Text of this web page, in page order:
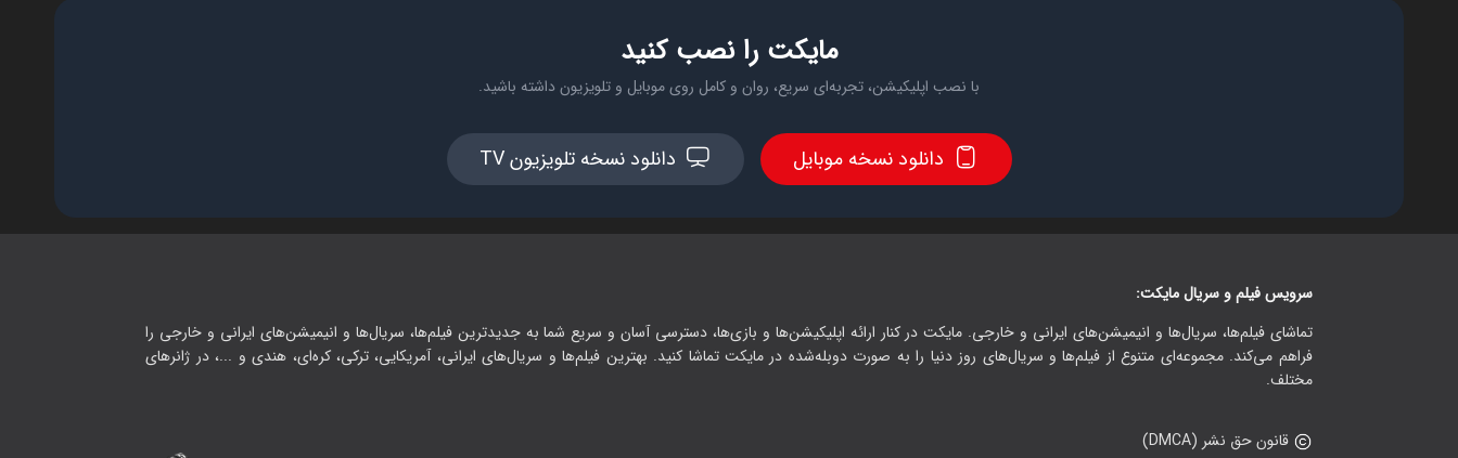
مایکت را نصب کنید
با نصب اپلیکیشن، تجربه‌ای سریع، روان و کامل روی موبایل و تلویزیون داشته باشید.
دانلود نسخه موبایل دانلود نسخه تلویزیون TV
سرویس فیلم و سریال مایکت:
تماشای فیلم‌ها، سریال‌ها و انیمیشن‌های ایرانی و خارجی. مایکت در کنار ارائه اپلیکیشن‌ها و بازی‌ها، دسترسی آسان و سریع شما به جدیدترین فیلم‌ها، سریال‌ها و انیمیشن‌های ایرانی و خارجی را
فراهم می‌کند. مجموعه‌ای متنوع از فیلم‌ها و سریال‌های روز دنیا را به صورت دوبله‌شده در مایکت تماشا کنید. بهترین فیلم‌ها و سریال‌های ایرانی، آمریکایی، ترکی، کره‌ای، هندی و ...، در ژانرهای
مختلف.
قانون حق نشر (DMCA)